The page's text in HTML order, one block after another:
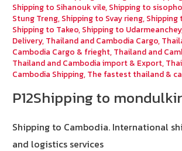
Shipping to Sihanouk vile, Shipping to
Stung Treng, Shipping to Svay rieng,
Shipping to Takeo, Shipping to Udarmeanchey
Delivery, Thailand and Cambodia Cargo,
Cambodia Cargo & frieght, Thailand and
Thailand and Cambodia import & Export,
Cambodia Shipping, The fastest thailand &
P12Shipping to
Shipping to Cambodia. International
and logistics services